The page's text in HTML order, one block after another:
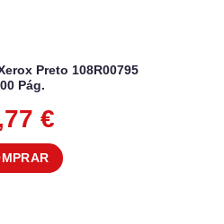
Preto 108R00795
Pág.
€